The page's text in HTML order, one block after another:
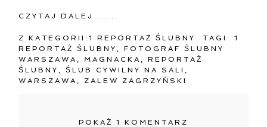
CZYTAJ DALEJ ......
Z KATEGORII:1 REPORTAŻ ŚLUBNY TAGI:1
REPORTAŻ ŚLUBNY
,FOTOGRAF ŚLUBNY
WARSZAWA
MAGNACKA ,REPORTAŻ
ŚLUBNY
,ŚLUB CYWILNY NA SALI
WARSZAWA
ZALEW ZAGRZYŃSKI
POKAŻ 1 KOMENTARZ